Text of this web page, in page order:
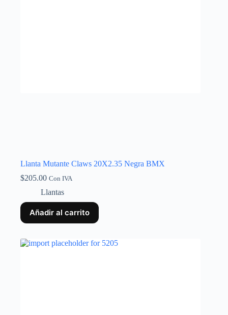
Llanta Mutante Claws 20X2.35 Negra BMX
$205.00 Con IVA
Llantas
Añadir al carrito